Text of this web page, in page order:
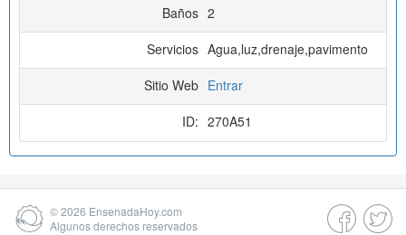
Baños 2
Servicios Agua,luz,drenaje,pavimento
Sitio Web Entrar
ID: 270A51
© 2026 EnsenadaHoy.com
Algunos derechos reservados